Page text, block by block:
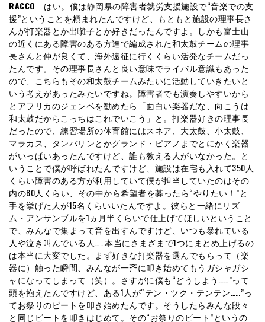
RACCO はい。僕は静岡県の障害者就労支援施設で“音楽での支
援”ということを頼まれたんですけど、もともと施設の理事長さ
んが打楽器とか出囃子とか好きだったんですよ。しかも富士山
の近くにある障害のある方達で編成された和太鼓チームの理事
長さんと仲が良くて、海外遠征に行くくらい活発なチームだっ
たんです。その理事長さんと良い意味でライバル意識もあった
ので、こちらもその和太鼓チームみたいに活動していきたいと
いう考えがあったみたいですね。障害者でも演奏しやすいから
とアフリカのジェンベを勧めたら「面白い楽器だな、向こうは
和太鼓だからこっちはこれでいこう」と。打楽器好きの理事長
だったので、練習場所の体育館にはスネア、大太鼓、小太鼓、
マラカス、タンバリンとかグランド・ピアノまでとにかく楽器
がいっぱいあったんですけど、誰も教える人がいなかった。と
いうことで僕が呼ばれたんですけど、施設は在宅も入れて350人
くらい障害のある方が利用していて僕が担当していたのはその
内の80人くらい、その中から希望者を募ったら“やりたい！”と
手を挙げた人が15名くらいいたんですよ。彼らと一緒にリズ
ム・アンサンブルを1ヵ月半くらいで仕上げてほしいということ
で、みんなで集まって音を出すんですけど、いつも暴れている
人や泣き叫んでいる人……本当にさまざまで1つにまとめ上げるの
は本当に大変でした。まず好きな打楽器を選んでもらって（楽
器に）触った瞬間、みんなが一斉に叩き始めてもうガシャガシ
ャになってしまって（笑）。さすがに僕も“どうしよう……”って
頭を抱えたんですけど、ある1人が“テン・ツク・テンテン……”っ
てお祭りのビートを叩き始めたんです。そうしたらみんな段々
と同じビートを叩きはじめて。その“お祭りのビート”というの